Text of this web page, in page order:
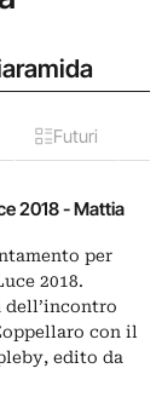
Futuri
2018 - Mattia
per
2018.
dell’incontro
con il
edito da